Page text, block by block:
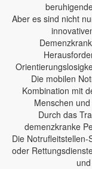
Aber es sind nicht
Die mobilen
Kombination mit
Menschen
Durch das
demenzkranke
Die
oder